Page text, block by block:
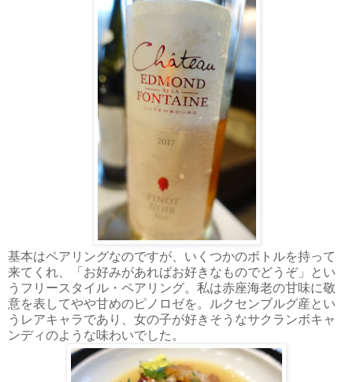
基本はペアリングなのですが、いくつかのボトルを持って
来てくれ、「お好みがあればお好きなものでどうぞ」とい
うフリースタイル・ペアリング。私は赤座海老の甘味に敬
意を表してやや甘めのピノロゼを。ルクセンブルグ産とい
うレアキャラであり、女の子が好きそうなサクランボキャ
ンディのような味わいでした。